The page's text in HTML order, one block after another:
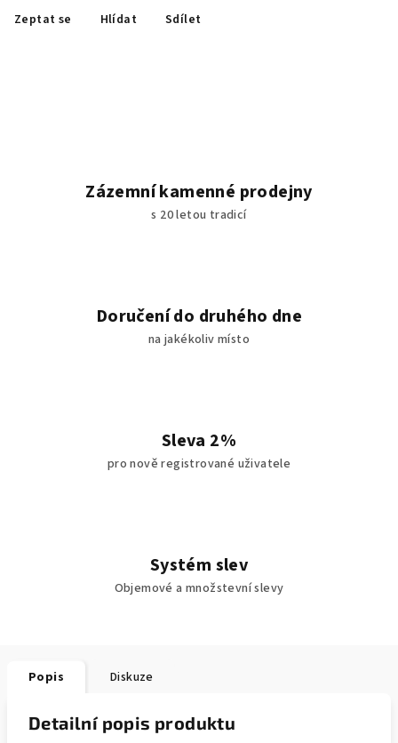
Zeptat se Hlídat Sdílet
Zázemní kamenné prodejny
s 20 letou tradicí
Doručení do druhého dne
na jakékoliv místo
Sleva 2%
pro nově registrované uživatele
Systém slev
Objemové a množstevní slevy
Popis Diskuze
Detailní popis produktu